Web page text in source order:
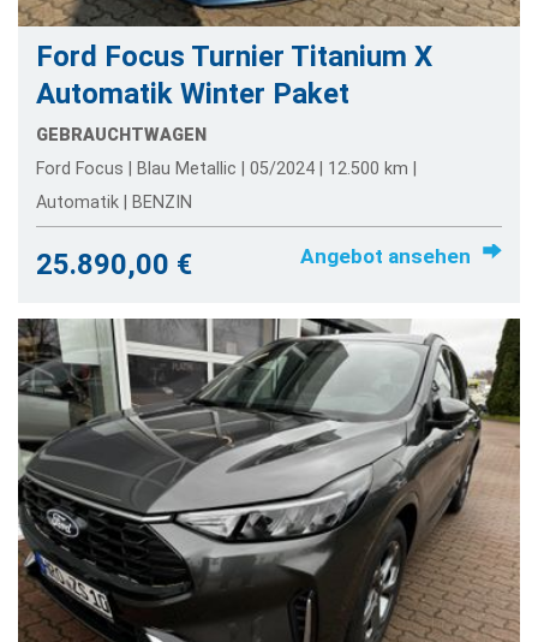
Ford Focus Turnier Titanium X
Automatik Winter Paket
GEBRAUCHTWAGEN
Ford Focus | Blau Metallic | 05/2024 | 12.500 km |
Automatik | BENZIN
25.890,00 € Angebot ansehen